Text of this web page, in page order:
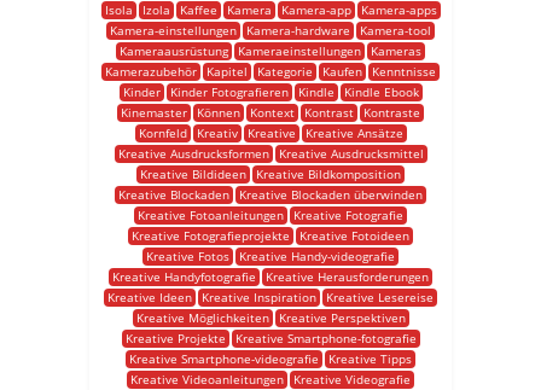
Isola
Izola Kaffee Kamera Kamera-app
Kamera-apps
Kamera-einstellungen
Kamera-hardware
Kamera-tool
Kameraausrüstung
Kameraeinstellungen
Kameras
Kamerazubehör
Kapitel Kategorie Kaufen
Kenntnisse
Kinder
Kinder Fotografieren Kindle
Kindle Ebook
Kinemaster
Können Kontext Kontrast
Kontraste
Kornfeld
Kreativ Kreative
Kreative Ansätze
Kreative Ausdrucksformen
Kreative Ausdrucksmittel
Kreative Bildideen
Kreative Bildkomposition
Kreative Blockaden
Kreative Blockaden überwinden
Kreative Fotoanleitungen
Kreative Fotografie
Kreative Fotografieprojekte
Kreative Fotoideen
Kreative Fotos
Kreative Handy-videografie
Kreative Handyfotografie
Kreative Herausforderungen
Kreative Ideen
Kreative Inspiration
Kreative Lesereise
Kreative Möglichkeiten
Kreative Perspektiven
Kreative Projekte
Kreative Smartphone-fotografie
Kreative Smartphone-videografie
Kreative Tipps
Kreative Videoanleitungen
Kreative Videografie